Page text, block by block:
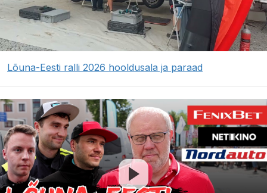
Lõuna-Eesti ralli 2026 hooldusala ja paraad